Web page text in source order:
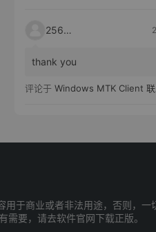
25651
thank you
评论于 Windows MTK Client 联发科芯片调试
用于商业或者非法用途，否则，一
要，请去软件官网下载正版。